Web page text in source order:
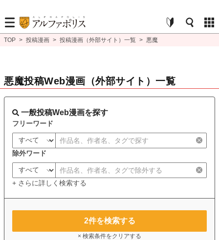
TOP > 投稿漫画 > 投稿漫画（外部サイト）一覧 > 悪魔
悪魔投稿Web漫画（外部サイト）一覧
一般投稿Web漫画を探す
フリーワード
除外ワード
+ さらに詳しく検索する
2件を検索する
× 検索条件をクリアする